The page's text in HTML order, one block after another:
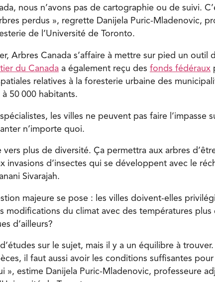
nous n’avons pas de cartographie ou de suivi.
perdus », regrette Danijela Puric-Mladenovic,
de l’Université de Toronto.
Arbres Canada s’affaire à mettre sur pied un outil
du Canada a également reçu des fonds fédéraux
relatives à la foresterie urbaine des
50 000 habitants.
les villes ne peuvent pas faire l’impasse
n’importe quoi.
vers plus de diversité. Ça permettra aux arbres
invasions d’insectes qui se développent avec le
Sivarajah.
majeure se pose : les villes doivent-elles
modifications du climat avec des températures plus
d’ailleurs?
sur le sujet, mais il y a un équilibre à
il faut aussi avoir les conditions suffisantes
», estime Danijela Puric-Mladenovic, professeure